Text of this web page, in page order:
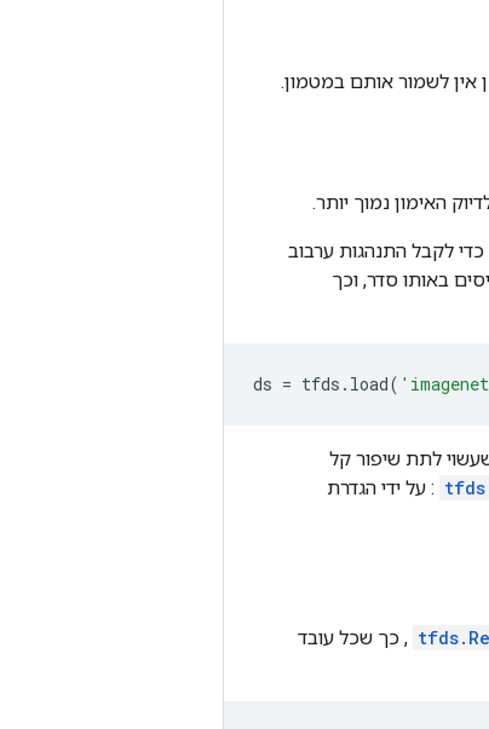
אין לשמור אותם במטמון.
האימון נמוך יותר.
כדי לקבל התנהגות ערבוב
באותו סדר, וכך
ds = tfds . load(
לתת שיפור קל
: על ידי הגדרת
, כך שכל עובד